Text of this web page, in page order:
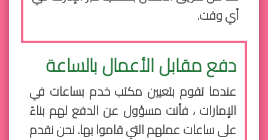
أي وقت.
دفع مقابل الأعمال بالساعة
عندما تقوم بتعيين مكتب خدم بساعات في
الإمارات ، فأنت مسؤول عن الدفع لهم بناءً
على ساعات عملهم التي قاموا بها. نحن نقدم